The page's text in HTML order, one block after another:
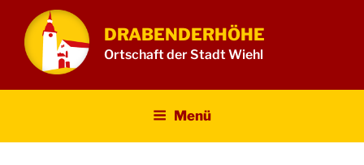
Inhalt
springen
DRABENDERHÖHE
Ortschaft der Stadt Wiehl
Menü